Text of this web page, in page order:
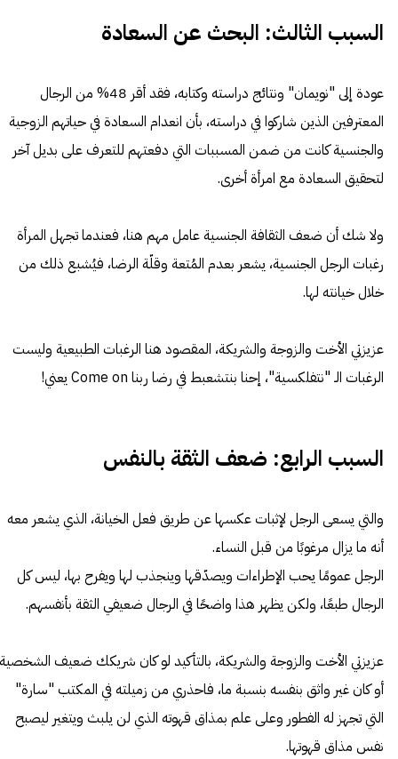
السبب الثالث: البحث عن السعادة
عودة إلى "نويمان" ونتائج دراسته وكتابه، فقد أقر 48% من الرجال
المعترفين الذين شاركوا في دراسته، بأن انعدام السعادة في حياتهم الزوجية
والجنسية كانت من ضمن المسببات التي دفعتهم للتعرف على بديل آخر
لتحقيق السعادة مع امرأة أخرى.
ولا شك أن ضعف الثقافة الجنسية عامل مهم هنا، فعندما تجهل المرأة
رغبات الرجل الجنسية، يشعر بعدم المُتعة وقلّة الرضا، فيُشبع ذلك من
خلال خيانته لها.
عزيزتي الأخت والزوجة والشريكة، المقصود هنا الرغبات الطبيعية وليست
الرغبات الـ "نتفلكسية"، إحنا بنتشعبط في رضا ربنا Come on يعني!
السبب الرابع: ضعف الثقة بالنفس
والتي يسعى الرجل لإثبات عكسها عن طريق فعل الخيانة، الذي يشعر معه
أنه ما يزال مرغوبًا من قبل النساء.
الرجل عمومًا يحب الإطراءات ويصدّقها وينجذب لها ويفرح بها، ليس كل
الرجال طبعًا، ولكن يظهر هذا واضحًا في الرجال ضعيفي الثقة بأنفسهم.
عزيزتي الأخت والزوجة والشريكة، بالتأكيد لو كان شريكك ضعيف
أو كان غير واثق بنفسه بنسبة ما، فاحذري من زميلته في المكتب "سارة"
التي تجهز له الفطور وعلى علم بمذاق قهوته الذي لن يلبث ويتغير ليصبح
نفس مذاق قهوتها.